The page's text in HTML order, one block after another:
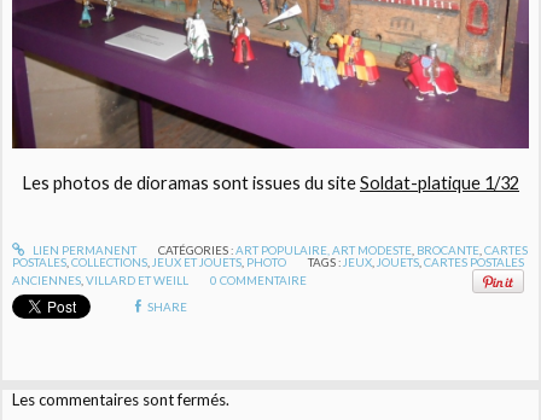
Les photos de dioramas sont issues du siteSoldat-platique 1/32
LIEN PERMANENT CATÉGORIES :ART POPULAIRE, ART MODESTE, BROCANTE,CARTES
POSTALES,COLLECTIONS,JEUX ET JOUETS, PHOTO TAGS :JEUX,JOUETS,CARTES POSTALES
ANCIENNES ,VILLARD ET WEILL 0 COMMENTAIRE
SHARE
Les commentaires sont fermés.